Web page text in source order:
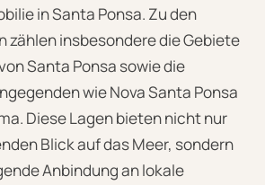
in Santa Ponsa. Zu den
zählen insbesondere die Gebiete
Santa Ponsa sowie die
wie Nova Santa Ponsa
Diese Lagen bieten nicht nur
Blick auf das Meer, sondern
Anbindung an lokale